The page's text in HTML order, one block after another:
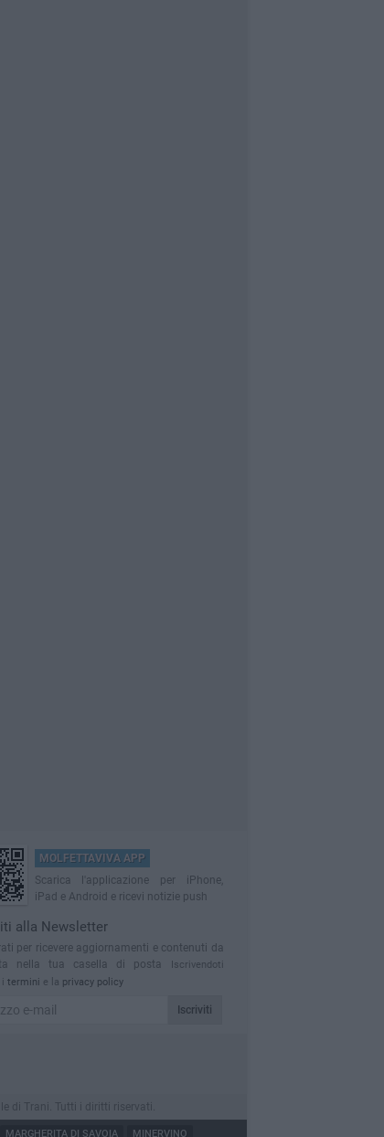
MOLFETTAVIVA APP
Scarica l'applicazione per iPhone,
iPad e Android e ricevi notizie push
alla Newsletter
per ricevere aggiornamenti e contenuti da
nella tua casella di posta
Iscrivendoti
termini e la privacy policy
Iscriviti
di Trani. Tutti i diritti riservati.
MARGHERITA DI SAVOIA MINERVINO